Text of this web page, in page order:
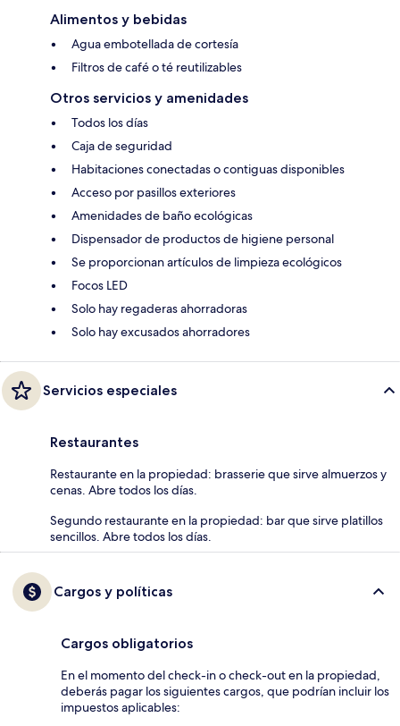
Alimentos y bebidas
Agua embotellada de cortesía
Filtros de café o té reutilizables
Otros servicios y amenidades
Todos los días
Caja de seguridad
Habitaciones conectadas o contiguas disponibles
Acceso por pasillos exteriores
Amenidades de baño ecológicas
Dispensador de productos de higiene personal
Se proporcionan artículos de limpieza ecológicos
Focos LED
Solo hay regaderas ahorradoras
Solo hay excusados ahorradores
Servicios especiales
Restaurantes
Restaurante en la propiedad: brasserie que sirve almuerzos y
cenas. Abre todos los días.
Segundo restaurante en la propiedad: bar que sirve platillos
sencillos. Abre todos los días.
Cargos y políticas
Cargos obligatorios
En el momento del check-in o check-out en la propiedad,
deberás pagar los siguientes cargos, que podrían incluir los
impuestos aplicables: